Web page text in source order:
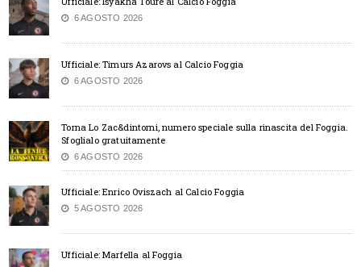
6 AGOSTO 2026
Ufficiale: Timurs Azarovs al Calcio Foggia
6 AGOSTO 2026
Torna Lo Zac&dintorni, numero speciale sulla rinascita del Foggia.
Sfoglialo gratuitamente
6 AGOSTO 2026
Ufficiale: Enrico Oviszach al Calcio Foggia
5 AGOSTO 2026
Ufficiale: Marfella al Foggia